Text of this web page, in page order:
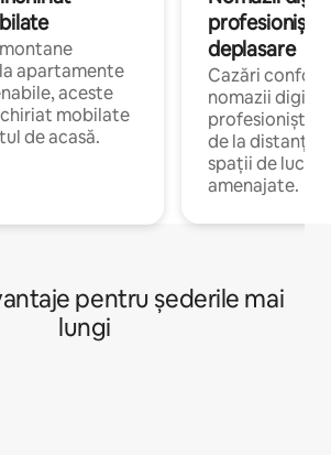
apartamente
aceste
mobilate
de acasă.
profesioniștii
deplasare
Cazări
nomazii
profesioniștii
de la distanță,
spații de lucru
amenajate.
pentru șederile mai
lungi